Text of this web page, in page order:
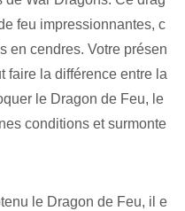
feu impressionnantes, c
en cendres. Votre présen
faire la différence entre la
le Dragon de Feu, le
conditions et surmonte
le Dragon de Feu, il e